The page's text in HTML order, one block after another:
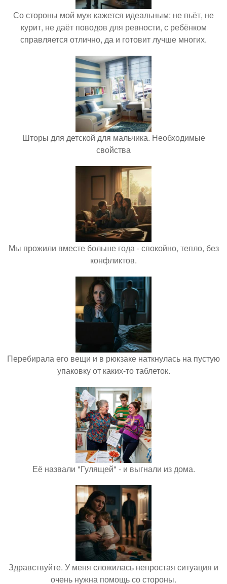
Со стороны мой муж кажется идеальным: не пьёт, не
курит, не даёт поводов для ревности, с ребёнком
справляется отлично, да и готовит лучше многих.
Шторы для детской для мальчика. Необходимые
свойства
Мы прожили вместе больше года - спокойно, тепло, без
конфликтов.
Перебирала его вещи и в рюкзаке наткнулась на пустую
упаковку от каких-то таблеток.
Её назвали "Гулящей" - и выгнали из дома.
Здравствуйте. У меня сложилась непростая ситуация и
очень нужна помощь со стороны.